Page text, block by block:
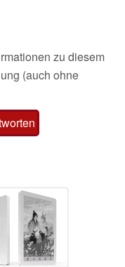
zu diesem
(auch ohne